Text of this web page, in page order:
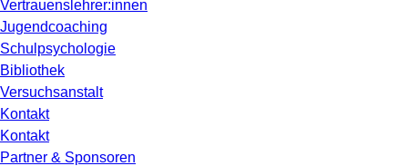
Vertrauenslehrer:innen
Jugendcoaching
Schulpsychologie
Bibliothek
Versuchsanstalt
Kontakt
Kontakt
Partner & Sponsoren